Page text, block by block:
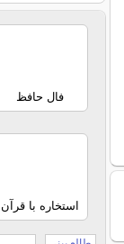
فال حافظ
استخاره با قرآن